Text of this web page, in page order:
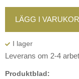
LÄGG I
Leverans om 2-4
Produktblad: